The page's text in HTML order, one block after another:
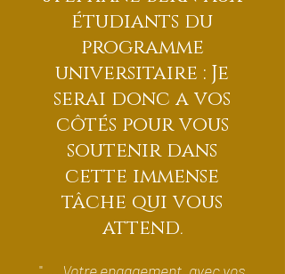
étudiants du
programme
universitaire : Je
serai donc a vos
côtés pour vous
soutenir dans
cette immense
tâche qui vous
attend.